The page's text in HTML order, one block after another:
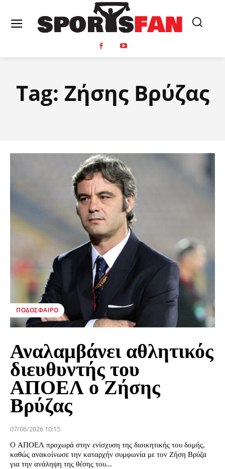
Tag: Ζήσης Βρύζας
ΠΟΔΌΣΦΑΙΡΟ
Αναλαμβάνει αθλητικός
διευθυντής του
ΑΠΟΕΛ ο Ζήσης
Βρύζας
07/06/2026 10:15
Ο ΑΠΟΕΛ προχωρά στην ενίσχυση της διοικητικής του δομής,
καθώς ανακοίνωσε την καταρχήν συμφωνία με τον Ζήση Βρύζα
για την ανάληψη της θέσης του...